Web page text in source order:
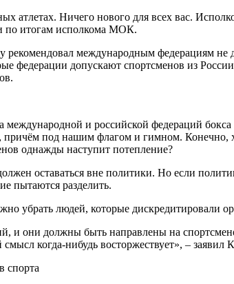
атлетах. Ничего нового для всех вас.
по итогам исполкома МОК.
международным федерациям не
федерации допускают спортсменов из
международной и российской федераций
причём под нашим флагом и гимном.
однажды наступит потепление?
оставаться вне политики. Но если
пытаются разделить.
убрать людей, которые дискредитировали
и они должны быть направлены на
когда‑нибудь восторжествует», – заявил
спорта